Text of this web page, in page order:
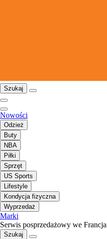
Szukaj
Nowości
Odzież
Buty
NBA
Piłki
Sprzęt
US Sports
Lifestyle
Kondycja fizyczna
Wyprzedaż
Marki
Serwis posprzedażowy we Francja
Szukaj